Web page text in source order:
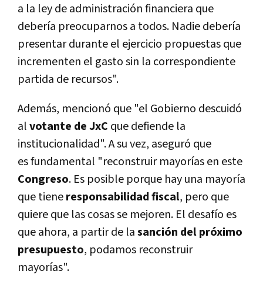
a la ley de administración financiera que
debería preocuparnos a todos. Nadie debería
presentar durante el ejercicio propuestas que
incrementen el gasto sin la correspondiente
partida de recursos".
Además, mencionó que "el Gobierno descuidó
alvotante de JxC que defiende la
institucionalidad". A su vez, aseguró que
es fundamental "reconstruir mayorías en este
Congreso. Es posible porque hay una mayoría
que tieneresponsabilidad fiscal, pero que
quiere que las cosas se mejoren. El desafío es
que ahora, a partir de lasanción del próximo
presupuesto, podamos reconstruir
mayorías".